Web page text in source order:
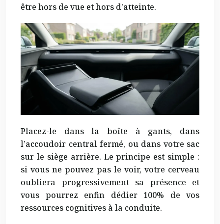
être hors de vue et hors d’atteinte.
Placez-le dans la boîte à gants, dans
l’accoudoir central fermé, ou dans votre sac
sur le siège arrière. Le principe est simple :
si vous ne pouvez pas le voir, votre cerveau
oubliera progressivement sa présence et
vous pourrez enfin dédier 100% de vos
ressources cognitives à la conduite.